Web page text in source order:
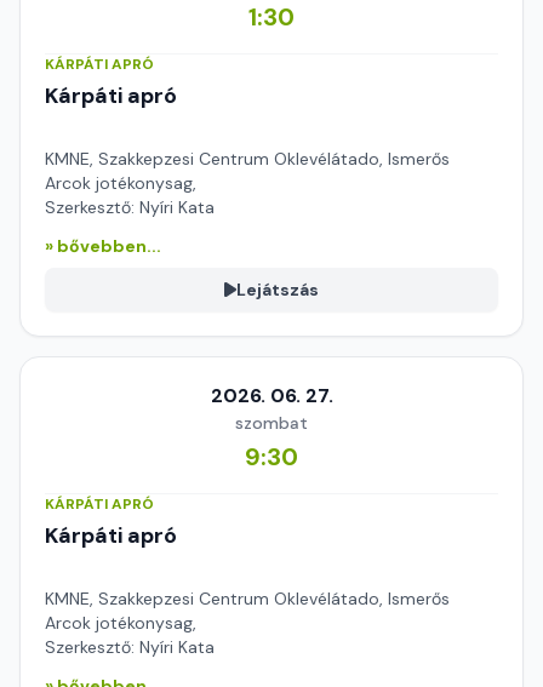
1:30
KÁRPÁTI APRÓ
Kárpáti apró
KMNE, Szakkepzesi Centrum Oklevélátado, Ismerős
Arcok jotékonysag,
Szerkesztő: Nyíri Kata
» bővebben...
Lejátszás
2026. 06. 27.
szombat
9:30
KÁRPÁTI APRÓ
Kárpáti apró
KMNE, Szakkepzesi Centrum Oklevélátado, Ismerős
Arcok jotékonysag,
Szerkesztő: Nyíri Kata